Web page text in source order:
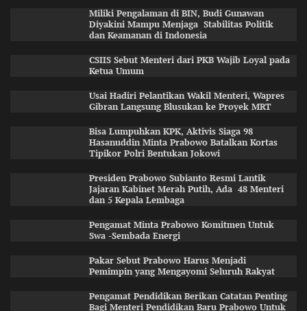
Miliki Pengalaman di BIN, Budi Gunawan
Diyakini Mampu Menjaga Stabilitas Politik
dan Keamanan di Indonesia
CSIIS Sebut Menteri dari PKB Wajib Loyal pada
Ketua Umum
Usai Hadiri Pelantikan Wakil Menteri, Wapres
Gibran Langsung Blusukan ke Proyek MRT
Bisa Lumpuhkan KPK, Aktivis Siaga 98
Hasanuddin Minta Prabowo Batalkan Kortas
Tipikor Polri Bentukan Jokowi
Presiden Prabowo Subianto Resmi Lantik
Jajaran Kabinet Merah Putih, Ada 48 Menteri
dan 5 Kepala Lembaga
Pengamat Minta Prabowo Komitmen Untuk
Swa -Sembada Energi
Pakar Sebut Prabowo Harus Menjadi
Pemimpin yang Mengayomi Seluruh Rakyat
Pengamat Pendidikan Berikan Catatan Penting
Bagi Menteri Pendidikan Baru Prabowo Untuk